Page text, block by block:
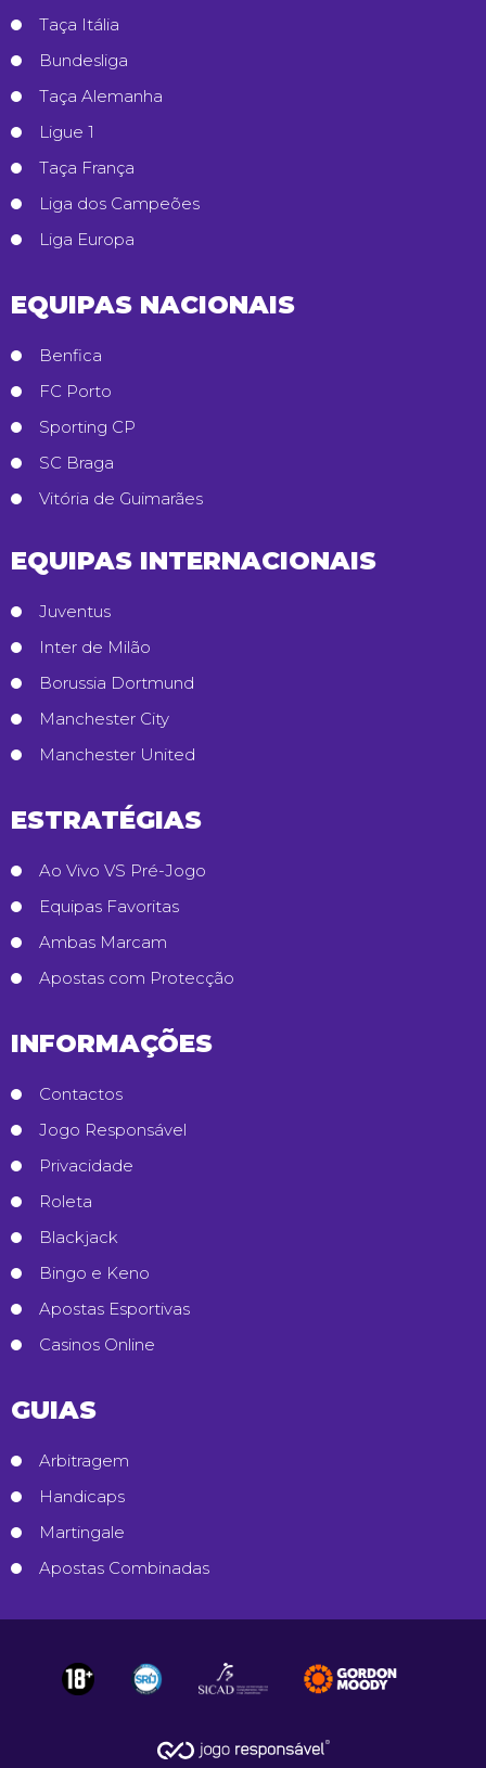
Taça Itália
Bundesliga
Taça Alemanha
Ligue 1
Taça França
Liga dos Campeões
Liga Europa
EQUIPAS NACIONAIS
Benfica
FC Porto
Sporting CP
SC Braga
Vitória de Guimarães
EQUIPAS INTERNACIONAIS
Juventus
Inter de Milão
Borussia Dortmund
Manchester City
Manchester United
ESTRATÉGIAS
Ao Vivo VS Pré-Jogo
Equipas Favoritas
Ambas Marcam
Apostas com Protecção
INFORMAÇÕES
Contactos
Jogo Responsável
Privacidade
Roleta
Blackjack
Bingo e Keno
Apostas Esportivas
Casinos Online
GUIAS
Arbitragem
Handicaps
Martingale
Apostas Combinadas